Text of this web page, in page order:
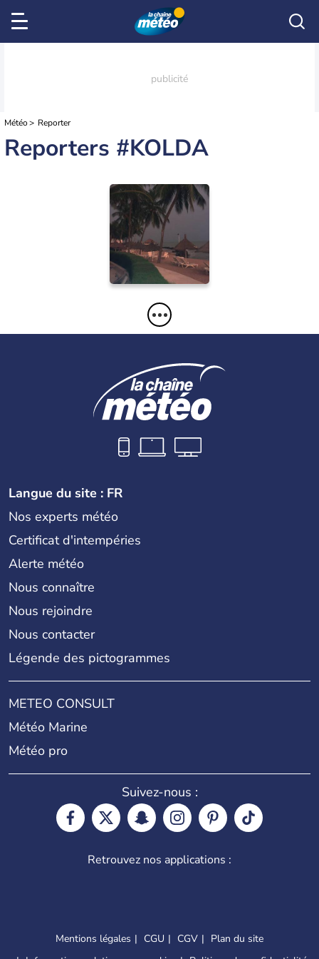
Météo Reporter
Reporters #KOLDA
Kolda
15/08/2018
Langue du site : FR
Nos experts météo
Certificat d'intempéries
Alerte météo
Nous connaître
Nous rejoindre
Nous contacter
Légende des pictogrammes
METEO CONSULT
Météo Marine
Météo pro
Suivez-nous :
Retrouvez nos applications :
Mentions légales CGU CGV
Plan du site